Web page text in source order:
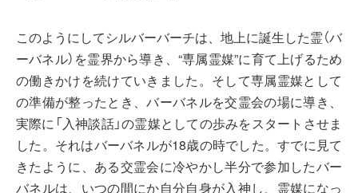
このようにしてシルバーバーチは、地上に誕生した霊（バ
ーバネル）を霊界から導き、“専属霊媒”に育て上げるため
の働きかけを続けていきました。そして専属霊媒として
の準備が整ったとき、バーバネルを交霊会の場に導き、
実際に「入神談話」の霊媒としての歩みをスタートさせま
した。それはバーバネルが18歳の時でした。すでに見て
きたように、ある交霊会に冷やかし半分で参加したバー
バネルは、いつの間にか自分自身が入神し、霊媒になっ